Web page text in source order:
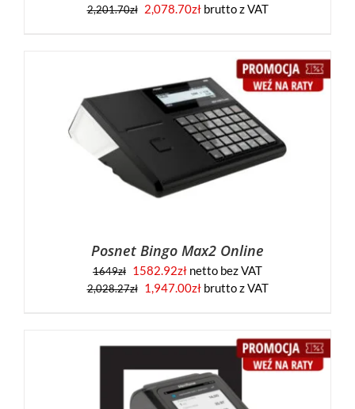
2,201.70zł 2,078.70złbrutto z VAT
Posnet Bingo Max2 Online
1649zł 1582.92zł netto bez VAT
2,028.27zł 1,947.00złbrutto z VAT